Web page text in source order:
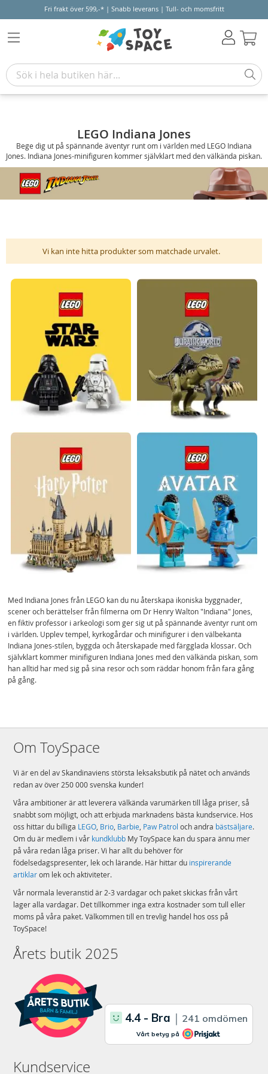
Fri frakt över 599,-* | Snabb leverans | Tull- och momsfritt
LEGO Indiana Jones
Bege dig ut på spännande äventyr runt om i världen med LEGO Indiana
Jones. Indiana Jones-minifiguren kommer självklart med den välkända piskan.
Vi kan inte hitta produkter som matchade urvalet.
Med Indiana Jones från LEGO kan du nu återskapa ikoniska byggnader,
scener och berättelser från filmerna om Dr Henry Walton "Indiana" Jones,
en fiktiv professor i arkeologi som ger sig ut på spännande äventyr runt om
i världen. Upplev tempel, kyrkogårdar och minifigurer i den välbekanta
Indiana Jones-stilen, byggda och återskapade med färgglada klossar. Och
självklart kommer minifiguren Indiana Jones med den välkända piskan, som
han alltid har med sig på sina resor och som räddar honom från fara gång
på gång.
Om ToySpace
Vi är en del av Skandinaviens största leksaksbutik på nätet och används
redan av över 250 000 svenska kunder!
Våra ambitioner är att leverera välkända varumärken till låga priser, så
snabbt som möjligt, och att erbjuda marknadens bästa kundservice. Hos
oss hittar du billiga LEGO Brio Barbie Paw Patrol och andra bästsäljare.
Om du är medlem i vår kundklubb My ToySpace kan du spara ännu mer
på våra redan låga priser. Vi har allt du behöver för
födelsedagspresenter, lek och lärande. Här hittar du inspirerande
artiklarom lek och aktiviteter.
Vår normala leveranstid är 2-3 vardagar och paket skickas från vårt
lager alla vardagar. Det tillkommer inga extra kostnader som tull eller
moms på våra paket. Välkommen till en trevlig handel hos oss på
ToySpace!
Årets butik 2025
Kundservice